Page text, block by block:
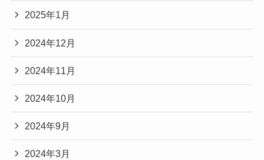
2025年1月
2024年12月
2024年11月
2024年10月
2024年9月
2024年3月